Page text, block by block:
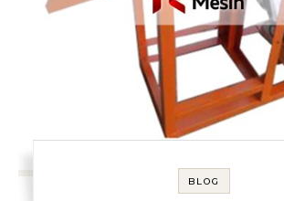
BLOG